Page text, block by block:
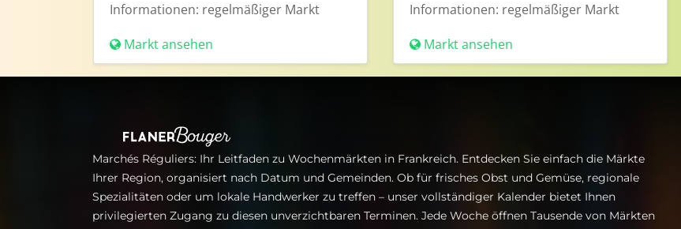
Informationen: regelmäßiger Markt
Markt ansehen
Informationen: regelmäßiger Markt
Markt ansehen
Marchés Réguliers: Ihr Leitfaden zu Wochenmärkten in Frankreich. Entdecken Sie einfach die Märkte
Ihrer Region, organisiert nach Datum und Gemeinden. Ob für frisches Obst und Gemüse, regionale
Spezialitäten oder um lokale Handwerker zu treffen – unser vollständiger Kalender bietet Ihnen
privilegierten Zugang zu diesen unverzichtbaren Terminen. Jede Woche öffnen Tausende von Märkten